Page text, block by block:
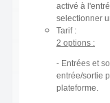
activé à
selectionner
Tarif :
2 options :
- Entrées et
entrée/sortie
plateforme.